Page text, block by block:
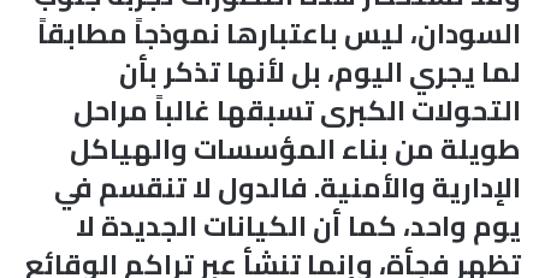
السودان، ليس باعتبارها نموذجاً مطابقاً
لما يجري اليوم، بل لأنها تذكر بأن
التحولات الكبرى تسبقها غالباً مراحل
طويلة من بناء المؤسسات والهياكل
الإدارية والأمنية. فالدول لا تنقسم في
يوم واحد، كما أن الكيانات الجديدة لا
تظهر فجأة، وإنما تنشأ عبر تراكم الوقائع